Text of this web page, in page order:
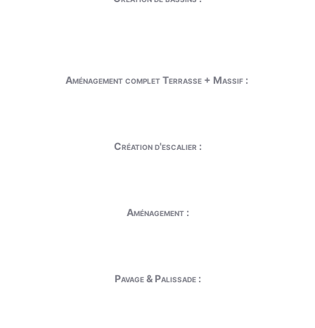
Aménagement complet Terrasse + Massif :
Création d'escalier :
Aménagement :
Pavage & Palissade :